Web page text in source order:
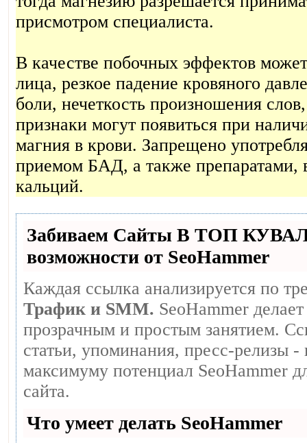
присмотром специалиста.
В качестве побочных эффектов
лица, резкое падение кровяного
боли, нечеткость произношения
признаки могут появиться при
магния в крови. Запрещено
приемом БАД, а также препаратами,
кальций.
Забиваем Сайты В ТОП
возможности от SeoHammer
Каждая ссылка анализируется по
Трафик и SMM. SeoHammer
прозрачным и простым занятием.
статьи, упоминания, пресс-релизы -
максимуму потенциал SeoHammer
сайта.
Что умеет делать SeoHammer